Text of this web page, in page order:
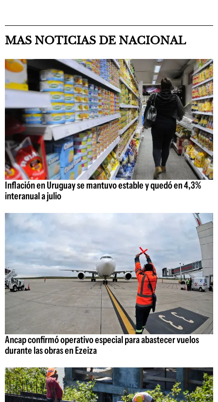
MAS NOTICIAS DE NACIONAL
Inflación en Uruguay se mantuvo estable y quedó en 4,3%
interanual a julio
Ancap confirmó operativo especial para abastecer vuelos
durante las obras en Ezeiza